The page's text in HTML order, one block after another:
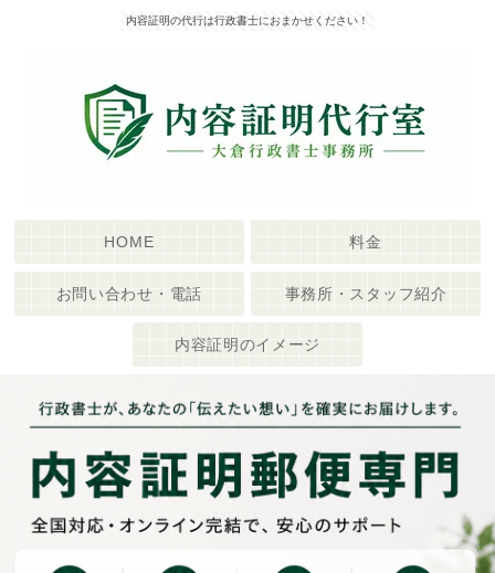
内容証明の代行は行政書士におまかせください！
HOME 料金
お問い合わせ・電話 事務所・スタッフ紹介
内容証明のイメージ